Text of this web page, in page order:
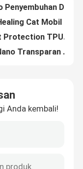
7.5mil Film Pelindung Cat Transparan Poliuretan Termoplastik Untuk Mobil
8.5mil TPU Poliuretan Termoplastik Film Pelindung Otomotif Plastik Bening
Anda kembali!